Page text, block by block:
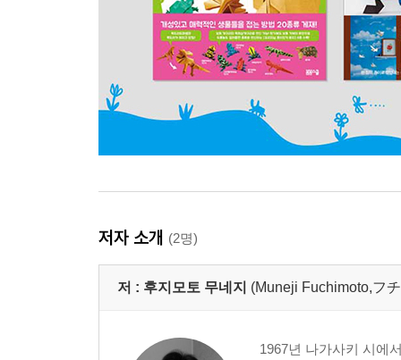
저자 소개 (2명)
저 : 후지모토 무네지 (Muneji Fuchimoto,フ
1967년 나가사키 시에